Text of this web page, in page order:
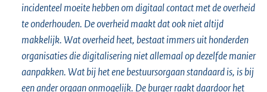
incidenteel moeite hebben om digitaal contact met de overheid
te onderhouden. De overheid maakt dat ook niet altijd
makkelijk. Wat overheid heet, bestaat immers uit honderden
organisaties die digitalisering niet allemaal op dezelfde manier
aanpakken. Wat bij het ene bestuursorgaan standaard is, is bij
een ander orgaan onmogelijk. De burger raakt daardoor het